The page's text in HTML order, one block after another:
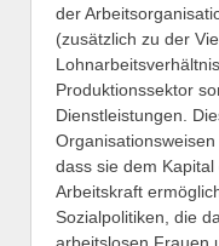
der
(zusätzlich zu der
Produktionssektor
Dienstleistungen.
dass sie dem
Arbeitskraft
Sozialpolitiken, die